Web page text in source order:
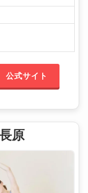
公式サイト
原